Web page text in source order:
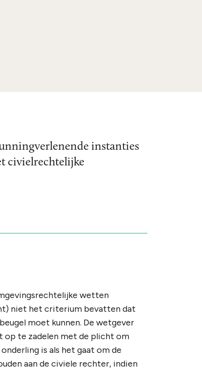
instanties
civielrechtelijke
wetten
niet het criterium bevatten dat
moet kunnen. De wetgever
op te zadelen met de plicht om
is als het gaat om de
aan de civiele rechter, indien